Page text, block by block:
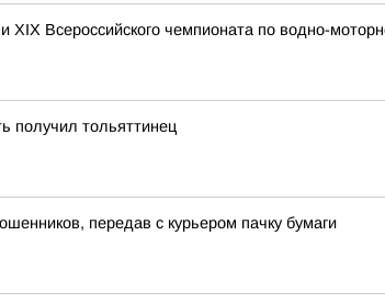
Всероссийского чемпионата по водно-
получил тольяттинец
передав с курьером пачку бумаги